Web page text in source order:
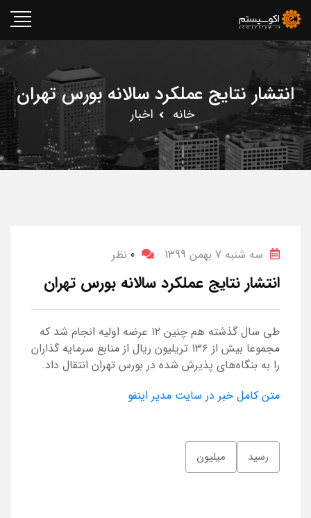
انتشار نتایج عملکرد سالانه بورس تهران
خانه اخبار
سه شنبه 7 بهمن 1399 0 نظر
انتشار نتایج عملکرد سالانه بورس تهران
طی سال گذشته هم چنین ۱۲ عرضه اولیه انجام شد که
مجموعا بیش از ۱۳۶ تریلیون ریال از منابع سرمایه گذاران
را به بنگاه‌های پذیرش شده در بورس تهران انتقال داد.
متن کامل خبر در سایت مدیر اینفو
رسید میلیون